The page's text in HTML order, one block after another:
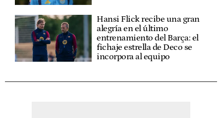
Hansi Flick recibe una gran
alegría en el último
entrenamiento del Barça: el
fichaje estrella de Deco se
incorpora al equipo